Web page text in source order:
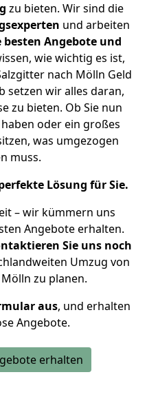
zu bieten. Wir sind die
und arbeiten
besten Angebote und
wie wichtig es ist,
nach Mölln Geld
setzen wir alles daran,
zu bieten. Ob Sie nun
oder ein großes
was umgezogen
muss.
Lösung für Sie.
– wir kümmern uns
Angebote erhalten.
Sie uns noch
Umzug von
zu planen.
aus, und erhalten
Angebote.
erhalten